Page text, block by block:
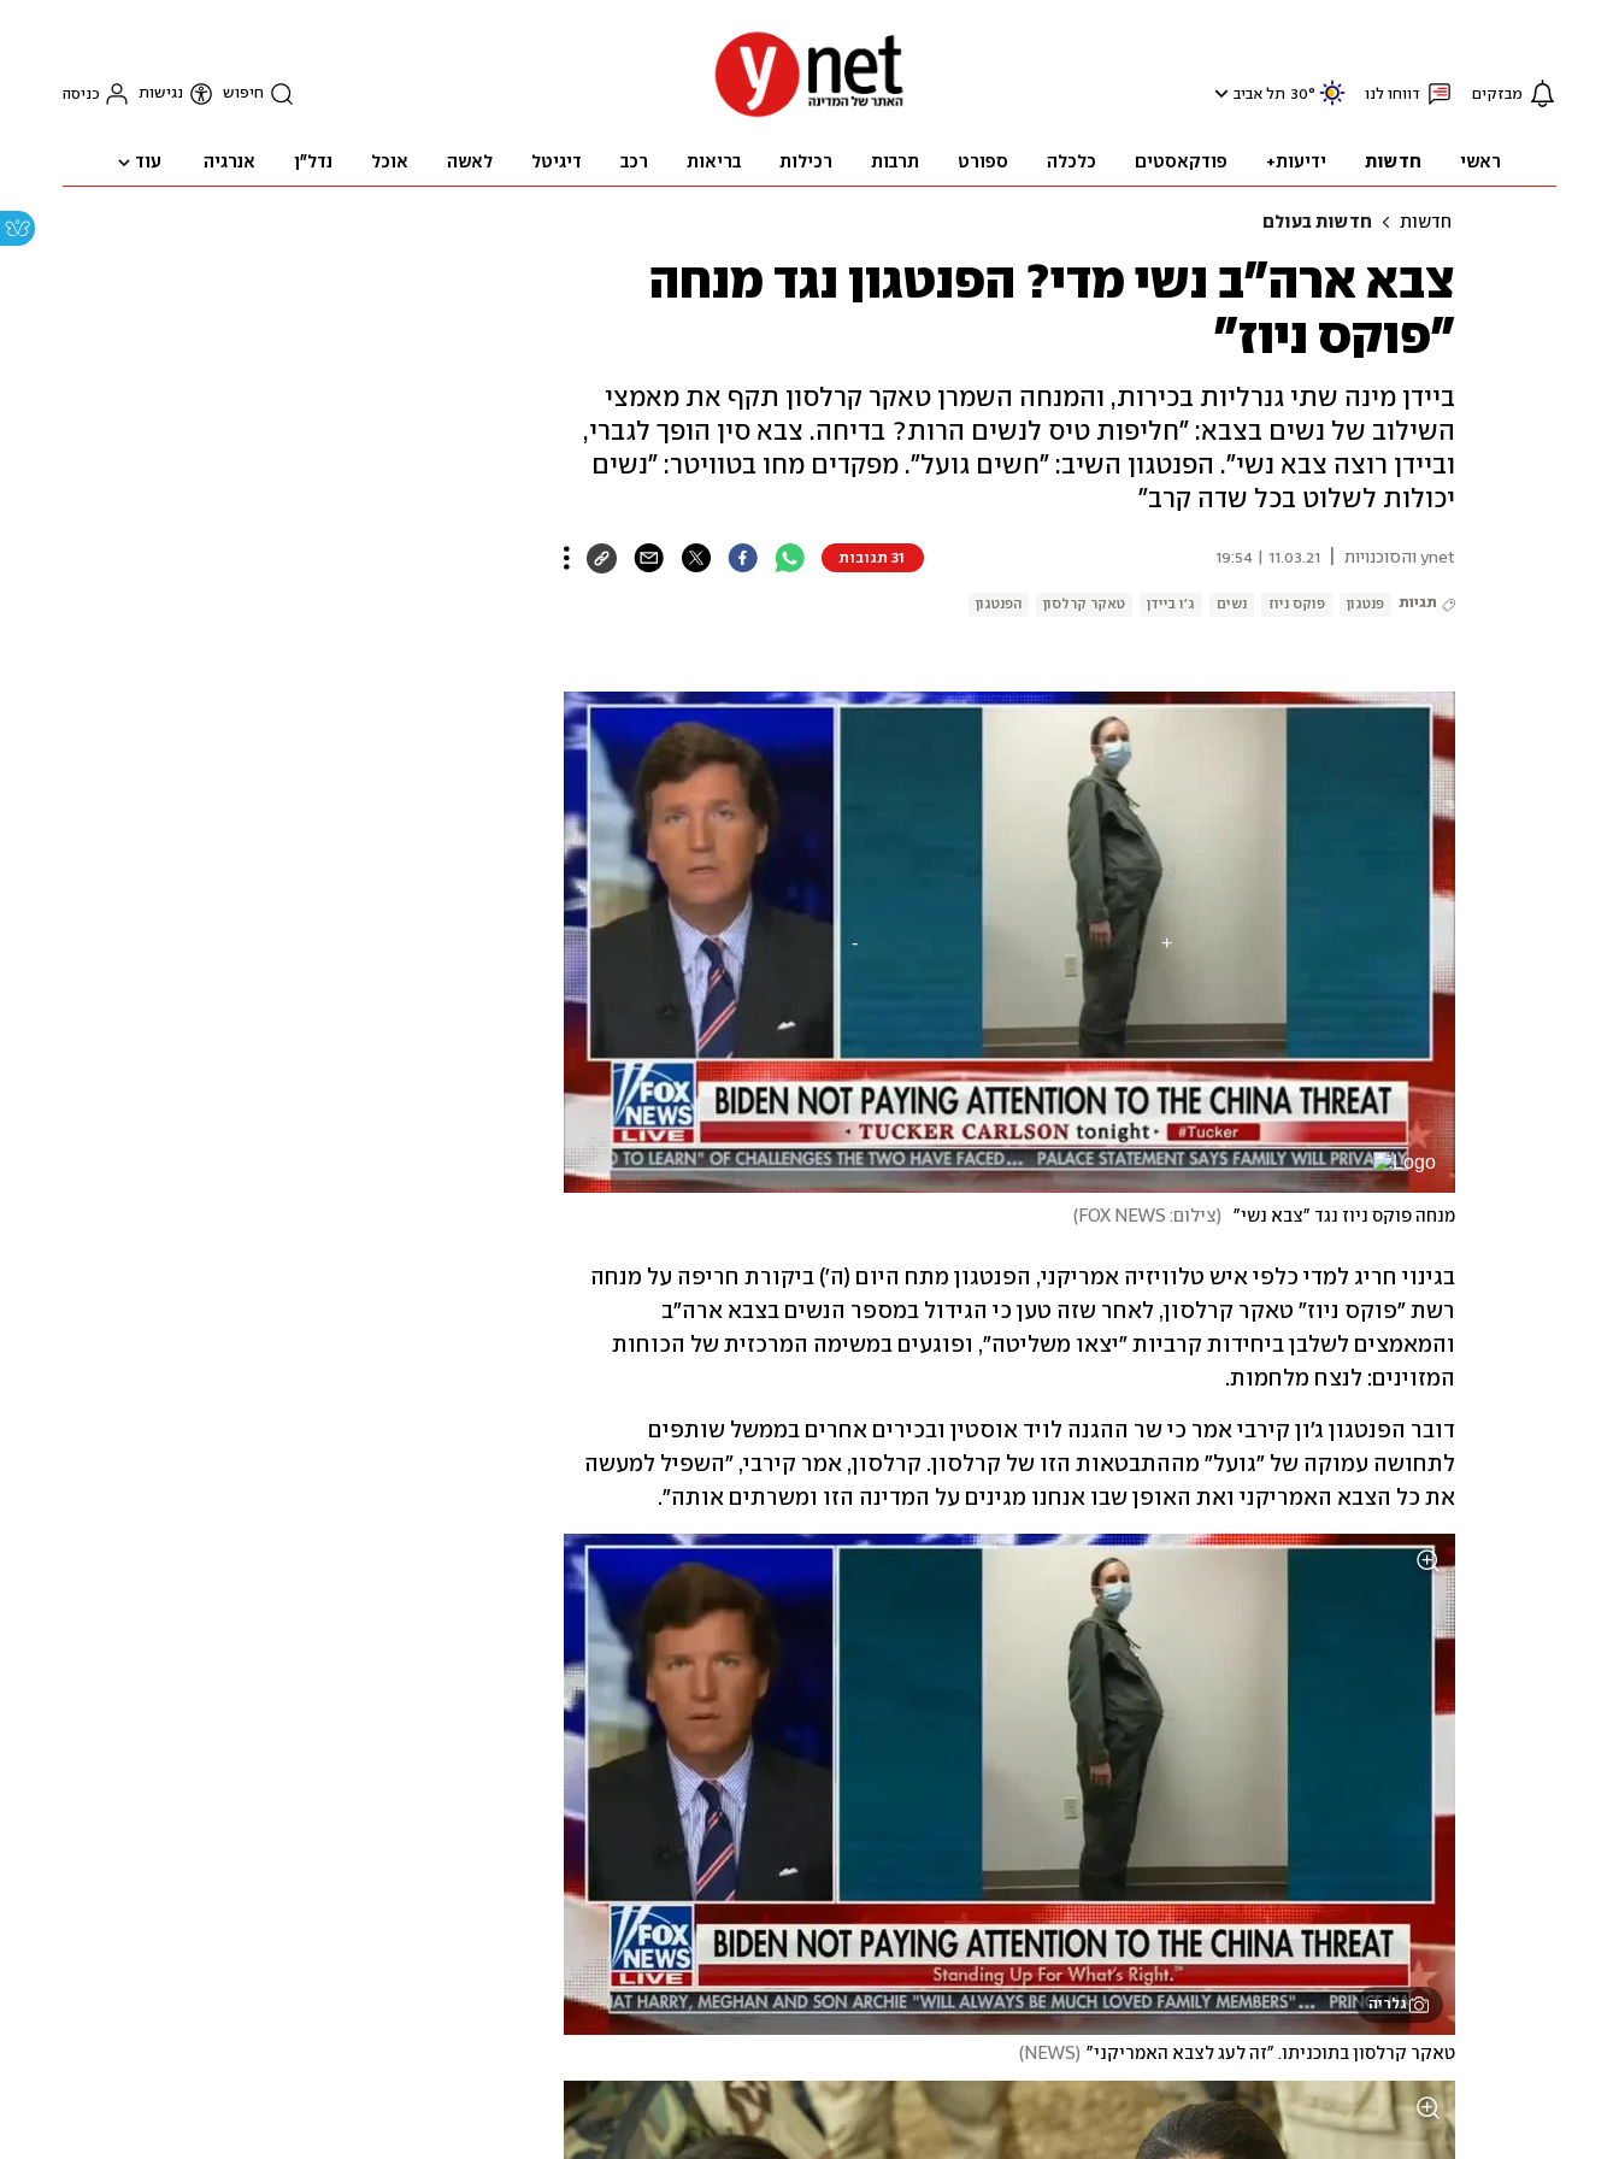
מבזקים דווחו לנו 30° תל אביב חיפוש נגישות כניסה
ראשי חדשות ידיעות+ פודקאסטים כלכלה ספורט תרבות רכילות בריאות רכב דיגיטל לאשה אוכל נדל"ן אנרגיה עוד
חדשות חדשות בעולם
צבא ארה"ב נשי מדי? הפנטגון נגד מנחה
"פוקס ניוז"
ביידן מינה שתי גנרליות בכירות, והמנחה השמרן טאקר קרלסון תקף את מאמצי
השילוב של נשים בצבא: "חליפות טיס לנשים הרות? בדיחה. צבא סין הופך לגברי,
וביידן רוצה צבא נשי". הפנטגון השיב: "חשים גועל". מפקדים מחו בטוויטר: "נשים
יכולות לשלוט בכל שדה קרב"
ynet והסוכנויות 11.03.21 | 19:54 31 תגובות
תגיות פנטגון פוקס ניוז נשים ג'ו ביידן טאקר קרלסון הפנטגון
מנחה פוקס ניוז נגד "צבא נשי" (צילום: FOX NEWS )
המזוינים: לנצח מלחמות.
את כל הצבא האמריקני ואת האופן שבו אנחנו מגינים על המדינה הזו ומשרתים אותה".
גלריה
טאקר קרלסון בתוכניתו. "זה לעג לצבא האמריקני" (
NEWS
)